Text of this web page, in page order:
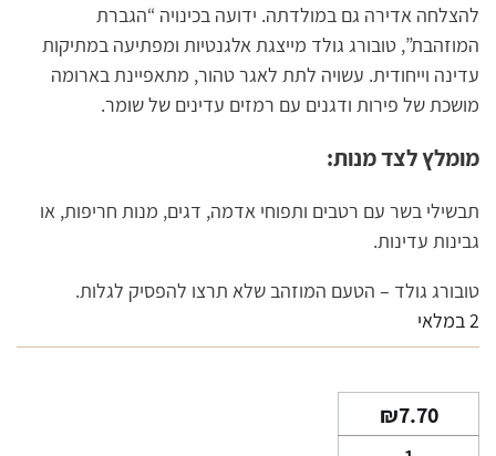
להצלחה אדירה גם במולדתה. ידועה בכינויה “הגברת
המוזהבת”, טובורג גולד מייצגת אלגנטיות ומפתיעה במתיקות
עדינה וייחודית. עשויה לתת לאגר טהור, מתאפיינת בארומה
מושכת של פירות ודגנים עם רמזים עדינים של שומר.
מומלץ לצד מנות:
תבשילי בשר עם רטבים ותפוחי אדמה, דגים, מנות חריפות, או
גבינות עדינות.
טובורג גולד – הטעם המוזהב שלא תרצו להפסיק לגלות.
2 במלאי
₪7.70